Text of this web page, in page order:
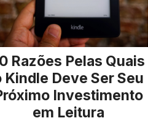
Razões Pelas Quais
Kindle Deve Ser Seu
Investimento
em Leitura